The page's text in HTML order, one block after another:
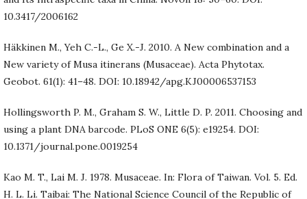
10.3417/2006162
Häkkinen M., Yeh C.-L., Ge X.-J. 2010. A New combination and a
New variety of Musa itinerans (Musaceae). Acta Phytotax.
Geobot. 61(1): 41–48. DOI: 10.18942/apg.KJ00006537153
Hollingsworth P. M., Graham S. W., Little D. P. 2011. Choosing and
using a plant DNA barcode. PLoS ONE 6(5): e19254. DOI:
10.1371/journal.pone.0019254
Kao M. T., Lai M. J. 1978. Musaceae. In: Flora of Taiwan. Vol. 5. Ed.
H. L. Li. Taibai: The National Science Council of the Republic of